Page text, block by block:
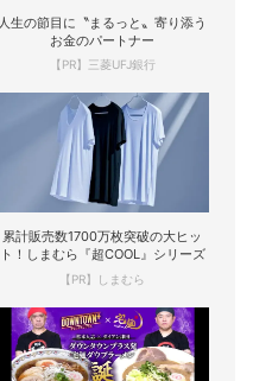
人生の節目に〝まるっと〟寄り添う
お金のパートナー
【PR】三菱UFJ銀行
累計販売数1700万枚突破の大ヒッ
ト！しまむら『超COOL』シリーズ
【PR】しまむら